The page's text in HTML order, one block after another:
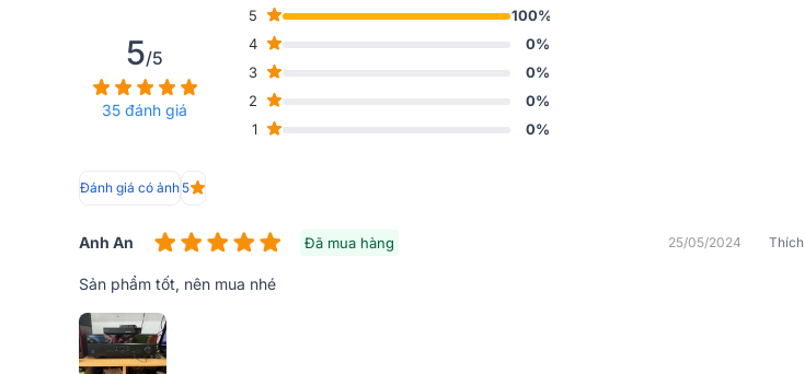
thiết bị tránh khỏi va đập tác hại từ môi trường xung quanh. Mặt trước là màn hình, các nút vặn,
núm căn chỉnh cùng các cổng thiết bị được chú thích đầy đủ và rõ ràng.
5/5
35 đánh giá
5
100%
4
0%
3
0%
2
0%
1
0%
Đánh giá có ảnh 5
Anh An Đã mua hàng 25/05/2024 Thích
Sản phẩm tốt, nên mua nhé